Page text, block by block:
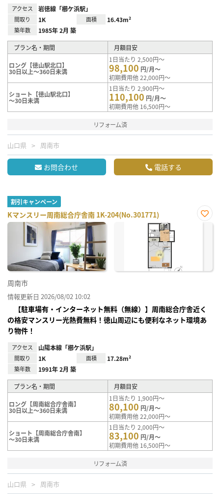
アクセス 岩徳線「櫛ケ浜駅」
間取り 1K 面積 16.43m²
築年数 1985年 2月 築
プラン名・期間 月額目安
ロング【徳山駅北口】
30日以上～360日未満
1日当たり 2,500円～
98,100 円/月～
初期費用他 22,000円～
ショート【徳山駅北口】
～30日未満
1日当たり 2,900円～
110,100 円/月～
初期費用他 16,500円～
リフォーム済
山口県 周南市
お問合わせ 電話する
割引キャンペーン
Kマンスリー周南総合庁舎南 1K-204(No.301771)
お気
周南市
情報更新日 2026/08/02 10:02
【駐車場有・インターネット無料（無線）】周南総合庁舎近く
の格安マンスリー光熱費無料！徳山周辺にも便利なネット環境あ
り物件！
アクセス 山陽本線「櫛ケ浜駅」
間取り 1K 面積 17.28m²
築年数 1991年 2月 築
プラン名・期間 月額目安
ロング【周南総合庁舎南】
30日以上～360日未満
1日当たり 1,900円～
80,100 円/月～
初期費用他 22,000円～
ショート【周南総合庁舎南】
～30日未満
1日当たり 2,000円～
83,100 円/月～
初期費用他 16,500円～
リフォーム済
山口県 周南市